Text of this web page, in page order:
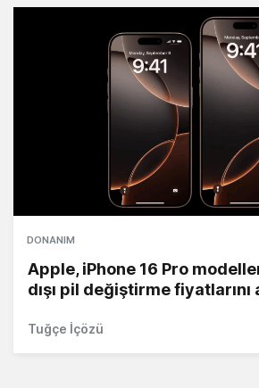
DONANIM
Apple, iPhone 16 Pro
dışı pil değiştirme fiyatlarını
Tuğçe İçözü